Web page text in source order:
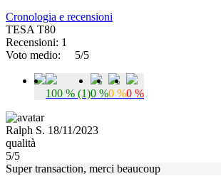
Cronologia e recensioni
TESA T80
Recensioni: 1
Voto medio:
5/5
100 % (1)0 %0 %0 %
Ralph S. 18/11/2023
qualità
5/5
Super transaction, merci beaucoup